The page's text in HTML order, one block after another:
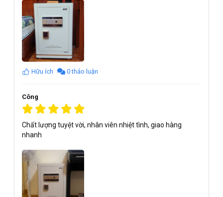
Hữu ích 0 thảo luận
Công
Chất lượng tuyệt vời, nhân viên nhiệt tình, giao hàng
nhanh